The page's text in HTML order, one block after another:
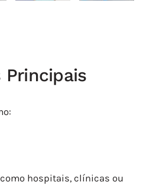
Principais
hospitais, clínicas ou